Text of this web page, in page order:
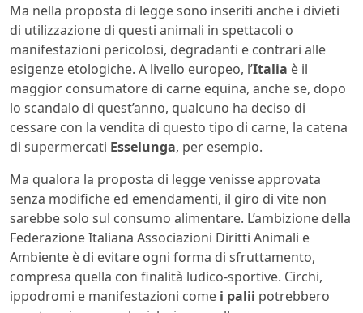
Ma nella proposta di legge sono inseriti anche i divieti
di utilizzazione di questi animali in spettacoli o
manifestazioni pericolosi, degradanti e contrari alle
esigenze etologiche. A livello europeo, l’Italia è il
maggior consumatore di carne equina, anche se, dopo
lo scandalo di quest’anno, qualcuno ha deciso di
cessare con la vendita di questo tipo di carne, la catena
di supermercati Esselunga, per esempio.
Ma qualora la proposta di legge venisse approvata
senza modifiche ed emendamenti, il giro di vite non
sarebbe solo sul consumo alimentare. L’ambizione della
Federazione Italiana Associazioni Diritti Animali e
Ambiente è di evitare ogni forma di sfruttamento,
compresa quella con finalità ludico-sportive. Circhi,
ippodromi e manifestazioni come i palii potrebbero